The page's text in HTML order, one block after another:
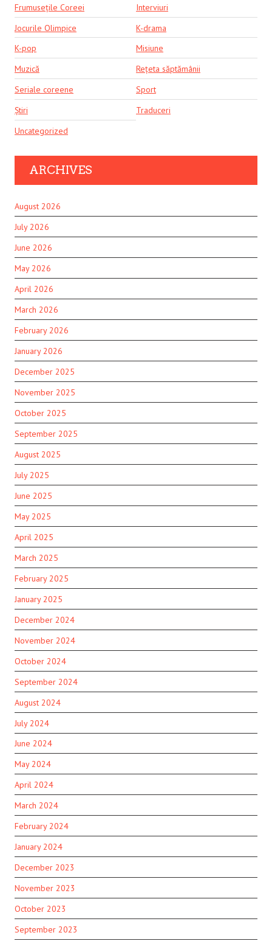
Frumusețile Coreei
Interviuri
Jocurile Olimpice
K-drama
K-pop
Misiune
Muzică
Rețeta săptămânii
Seriale coreene
Sport
Știri
Traduceri
Uncategorized
ARCHIVES
August 2026
July 2026
June 2026
May 2026
April 2026
March 2026
February 2026
January 2026
December 2025
November 2025
October 2025
September 2025
August 2025
July 2025
June 2025
May 2025
April 2025
March 2025
February 2025
January 2025
December 2024
November 2024
October 2024
September 2024
August 2024
July 2024
June 2024
May 2024
April 2024
March 2024
February 2024
January 2024
December 2023
November 2023
October 2023
September 2023